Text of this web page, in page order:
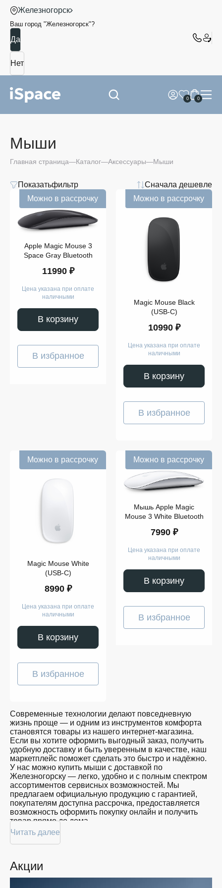
Железногорск
Ваш город "Железногорск"?
0 0
Мыши
Главная страница Каталог Аксессуары Мыши
Показатьфильтр
Сначала дешевле
Показать
Можно в рассрочку
Apple Magic Mouse 3
Space Gray Bluetooth
11990 ₽
Цена указана при оплате
наличными
В корзину
В избранное
Можно в рассрочку
Magic Mouse Black
(USB-C)
10990 ₽
Цена указана при оплате
наличными
В корзину
В избранное
Можно в рассрочку
Magic Mouse White
(USB-C)
8990 ₽
Цена указана при оплате
наличными
В корзину
В избранное
Можно в рассрочку
Мышь Apple Magic
Mouse 3 White Bluetooth
7990 ₽
Цена указана при оплате
наличными
В корзину
В избранное
Современные технологии делают повседневную
жизнь проще — и одним из инструментов комфорта
становятся товары из нашего интернет-магазина.
Если вы хотите оформить выгодный заказ, получить
удобную доставку и быть уверенным в качестве, наш
маркетплейс поможет сделать это быстро и надёжно.
У нас можно купить мыши с доставкой по
Железногорску — легко, удобно и с полным спектром
ассортиментов сервисных возможностей. Мы
предлагаем официальную продукцию с гарантией,
покупателям доступна рассрочка, предоставляется
возможность оформить покупку онлайн и получить
товар прямо до дома.
Покупателям доступна покупка мышей по
привлекательной цене: мы регулярно обновляем
предоставляем большой выбор продукции. В нашем
магазине в Железногорске вы всегда найдёте нужный
Читать далее
Акции